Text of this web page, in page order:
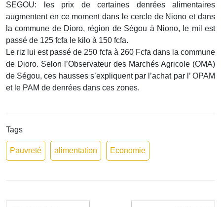
SEGOU: les prix de certaines denrées alimentaires
augmentent en ce moment dans le cercle de Niono et dans
la commune de Dioro, région de Ségou à Niono, le mil est
passé de 125 fcfa le kilo à 150 fcfa.
Le riz lui est passé de 250 fcfa à 260 Fcfa dans la commune
de Dioro. Selon l’Observateur des Marchés Agricole (OMA)
de Ségou, ces hausses s’expliquent par l’achat par l’ OPAM
et le PAM de denrées dans ces zones.
Tags
Pauvreté alimentation Economie